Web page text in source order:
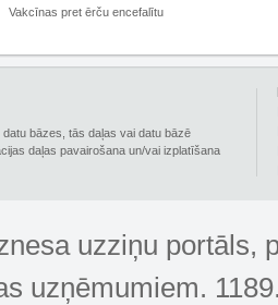
Vakcīnas pret ērču encefalītu
bāzes, tās daļas vai datu bāzē
daļas pavairošana un/vai izplatīšana
uzziņu portāls,
uzņēmumiem.